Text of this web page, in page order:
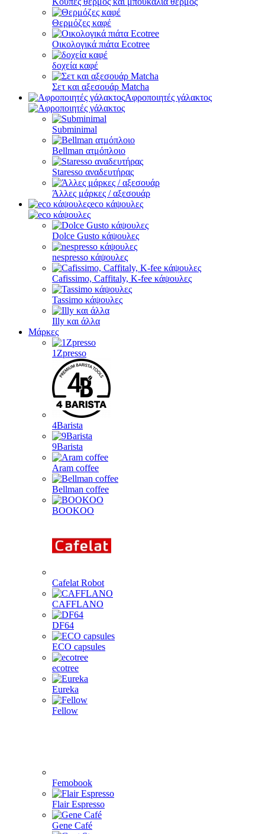
Θερμόζες καφέ
Οικολογικά πιάτα Ecotree
δοχεία καφέ
Σετ και αξεσουάρ Matcha
Αφροποιητές γάλακτος
Subminimal
Bellman ατμόπλοιο
Staresso αναδευτήρας
Άλλες μάρκες / αξεσουάρ
eco κάψουλες
Dolce Gusto κάψουλες
nespresso κάψουλες
Cafissimo, Caffitaly, K-fee κάψουλες
Tassimo κάψουλες
Illy και άλλα
Μάρκες
1Zpresso
4Barista
9Barista
Aram coffee
Bellman coffee
BOOKOO
Cafelat Robot
CAFFLANO
DF64
ECO capsules
ecotree
Eureka
Fellow
Femobook
Flair Espresso
Gene Café